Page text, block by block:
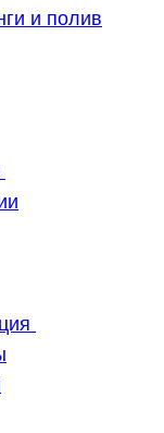
и полив